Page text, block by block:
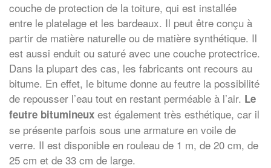
couche de protection de la toiture, qui est installée
entre le platelage et les bardeaux. Il peut être conçu à
partir de matière naturelle ou de matière synthétique. Il
est aussi enduit ou saturé avec une couche protectrice.
Dans la plupart des cas, les fabricants ont recours au
bitume. En effet, le bitume donne au feutre la possibilité
de repousser l’eau tout en restant perméable à l’air. Le
feutre bitumineux est également très esthétique, car il
se présente parfois sous une armature en voile de
verre. Il est disponible en rouleau de 1 m, de 20 cm, de
25 cm et de 33 cm de large.